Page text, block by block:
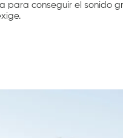
para conseguir el sonido